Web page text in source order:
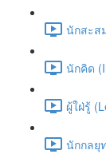
นักสะส
นักคิด
ผู้ใฝ่รู้
นักกลยุ